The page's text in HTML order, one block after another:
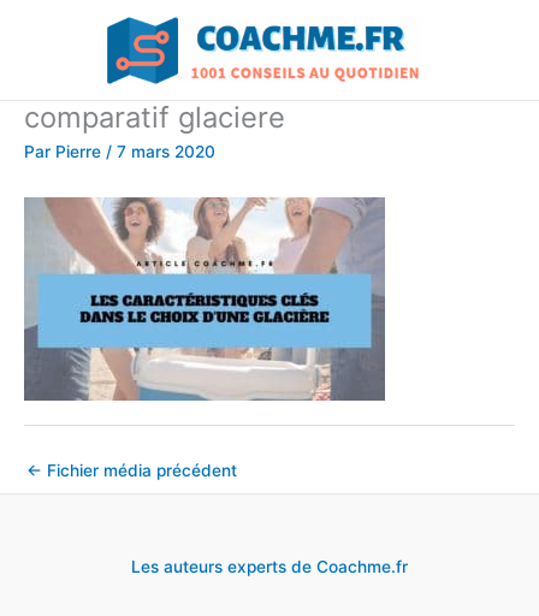
comparatif glaciere
Par Pierre / 7 mars 2020
← Fichier média précédent
Les auteurs experts de Coachme.fr